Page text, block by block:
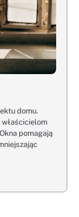
domu.
pomagają